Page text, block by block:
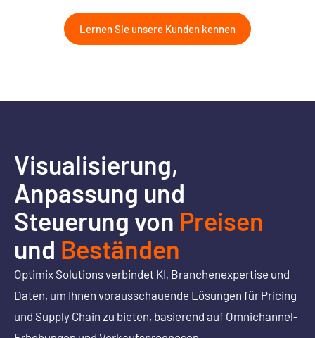
Lernen Sie unsere Kunden kennen
Visualisierung,
Anpassung und
Steuerung von Preisen
und Beständen
Optimix Solutions verbindet KI, Branchenexpertise und
Daten, um Ihnen vorausschauende Lösungen für Pricing
und Supply Chain zu bieten, basierend auf Omnichannel-